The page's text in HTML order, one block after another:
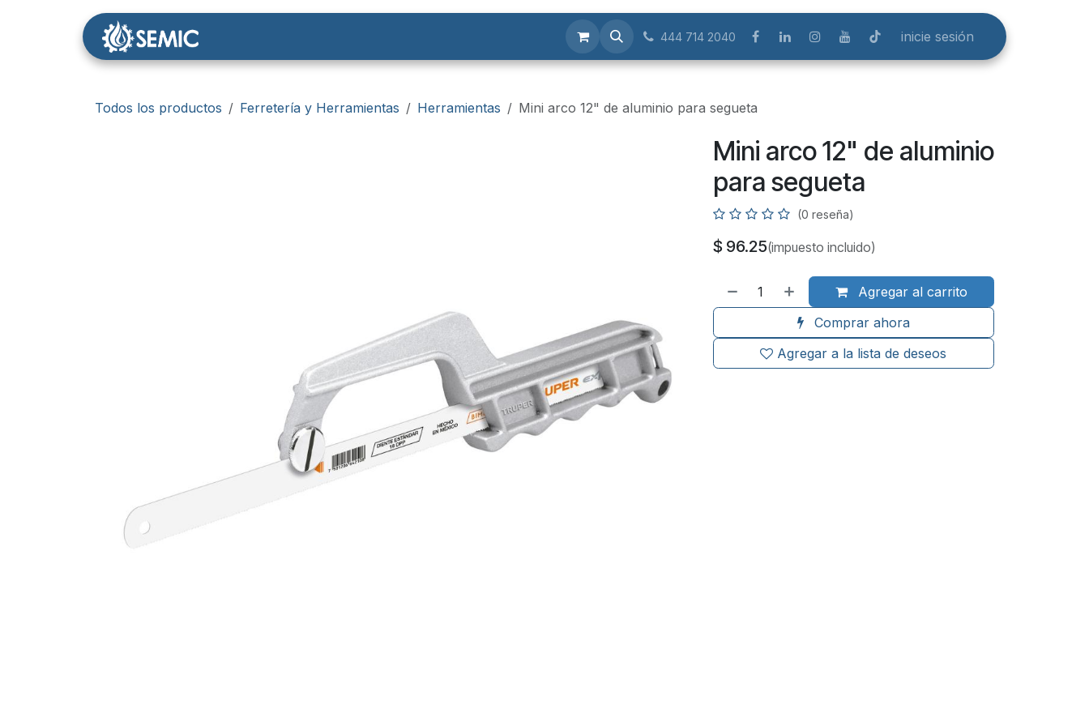
444 714 2040 inicie sesión
Todos los productos Ferretería y Herramientas Herramientas Mini arco 12" de aluminio para segueta
Mini arco 12" de aluminio
para segueta
(0 reseña)
$ 96.25(impuesto incluido)
Agregar al carrito
Comprar ahora
Agregar a la lista de deseos